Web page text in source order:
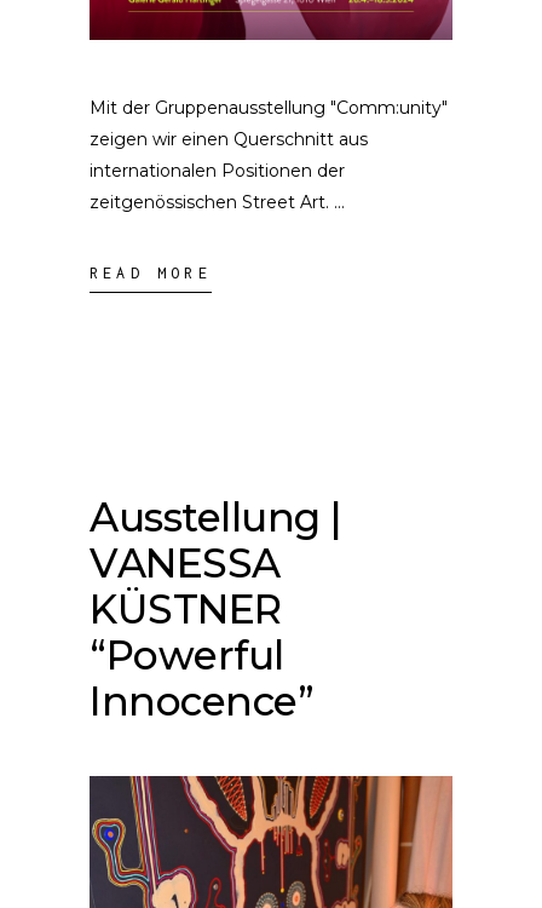
Mit der Gruppenausstellung "Comm:unity"
zeigen wir einen Querschnitt aus
internationalen Positionen der
zeitgenössischen Street Art.
READ MORE
Ausstellung |
VANESSA
KÜSTNER
“Powerful
Innocence”